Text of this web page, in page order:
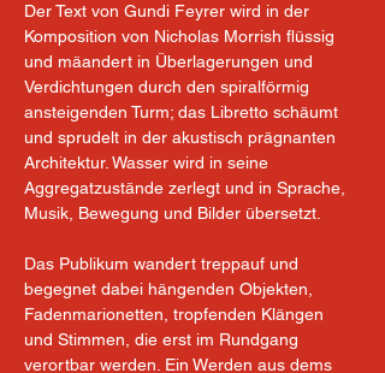
Der Text von Gundi Feyrer wird in der
Komposition von Nicholas Morrish flüssig
und mäandert in Überlagerungen und
Verdichtungen durch den spiralförmig
ansteigenden Turm; das Libretto schäumt
und sprudelt in der akustisch prägnanten
Architektur. Wasser wird in seine
Aggregatzustände zerlegt und in Sprache,
Musik, Bewegung und Bilder übersetzt.
Das Publikum wandert treppauf und
begegnet dabei hängenden Objekten,
Fadenmarionetten, tropfenden Klängen
und Stimmen, die erst im Rundgang
verortbar werden. Ein Werden aus dems